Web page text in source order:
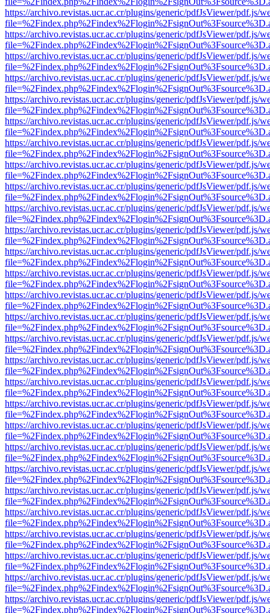
https://archivo.revistas.ucr.ac.cr/plugins/generic/pdfJsViewer/pdf.js/
https://archivo.revistas.ucr.ac.cr/plugins/generic/pdfJsViewer/pdf.js/
https://archivo.revistas.ucr.ac.cr/plugins/generic/pdfJsViewer/pdf.js/
https://archivo.revistas.ucr.ac.cr/plugins/generic/pdfJsViewer/pdf.js/
https://archivo.revistas.ucr.ac.cr/plugins/generic/pdfJsViewer/pdf.js/
https://archivo.revistas.ucr.ac.cr/plugins/generic/pdfJsViewer/pdf.js/
https://archivo.revistas.ucr.ac.cr/plugins/generic/pdfJsViewer/pdf.js/
https://archivo.revistas.ucr.ac.cr/plugins/generic/pdfJsViewer/pdf.js/
https://archivo.revistas.ucr.ac.cr/plugins/generic/pdfJsViewer/pdf.js/
https://archivo.revistas.ucr.ac.cr/plugins/generic/pdfJsViewer/pdf.js/
https://archivo.revistas.ucr.ac.cr/plugins/generic/pdfJsViewer/pdf.js/
https://archivo.revistas.ucr.ac.cr/plugins/generic/pdfJsViewer/pdf.js/
https://archivo.revistas.ucr.ac.cr/plugins/generic/pdfJsViewer/pdf.js/
https://archivo.revistas.ucr.ac.cr/plugins/generic/pdfJsViewer/pdf.js/
https://archivo.revistas.ucr.ac.cr/plugins/generic/pdfJsViewer/pdf.js/
https://archivo.revistas.ucr.ac.cr/plugins/generic/pdfJsViewer/pdf.js/
https://archivo.revistas.ucr.ac.cr/plugins/generic/pdfJsViewer/pdf.js/
https://archivo.revistas.ucr.ac.cr/plugins/generic/pdfJsViewer/pdf.js/
https://archivo.revistas.ucr.ac.cr/plugins/generic/pdfJsViewer/pdf.js/
https://archivo.revistas.ucr.ac.cr/plugins/generic/pdfJsViewer/pdf.js/
https://archivo.revistas.ucr.ac.cr/plugins/generic/pdfJsViewer/pdf.js/
https://archivo.revistas.ucr.ac.cr/plugins/generic/pdfJsViewer/pdf.js/
https://archivo.revistas.ucr.ac.cr/plugins/generic/pdfJsViewer/pdf.js/
https://archivo.revistas.ucr.ac.cr/plugins/generic/pdfJsViewer/pdf.js/
https://archivo.revistas.ucr.ac.cr/plugins/generic/pdfJsViewer/pdf.js/
https://archivo.revistas.ucr.ac.cr/plugins/generic/pdfJsViewer/pdf.js/
https://archivo.revistas.ucr.ac.cr/plugins/generic/pdfJsViewer/pdf.js/
https://archivo.revistas.ucr.ac.cr/plugins/generic/pdfJsViewer/pdf.js/